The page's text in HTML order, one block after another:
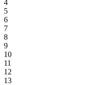
4
5
6
7
8
9
10
11
12
13